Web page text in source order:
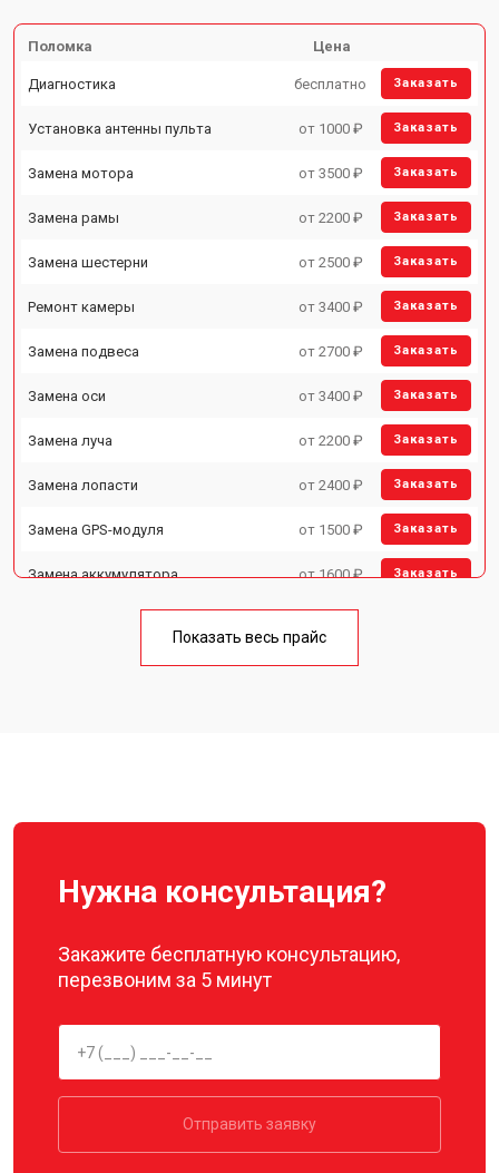
Поломка Цена
Диагностика бесплатно Заказать
Установка антенны пульта от 1000 ₽ Заказать
Замена мотора от 3500 ₽ Заказать
Замена рамы от 2200 ₽ Заказать
Замена шестерни от 2500 ₽ Заказать
Ремонт камеры от 3400 ₽ Заказать
Замена подвеса от 2700 ₽ Заказать
Замена оси от 3400 ₽ Заказать
Замена луча от 2200 ₽ Заказать
Замена лопасти от 2400 ₽ Заказать
Замена GPS-модуля от 1500 ₽ Заказать
Замена аккумулятора от 1600 ₽ Заказать
от 1800 ₽
Показать весь прайс
Нужна консультация?
Закажите бесплатную консультацию,
перезвоним за 5 минут
Отправить заявку